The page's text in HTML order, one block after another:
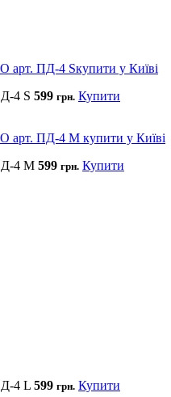
4 S 599 грн. Купити
4 М 599 грн. Купити
4 L 599 грн. Купити